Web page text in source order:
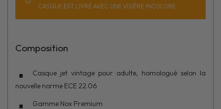
CASQUE EST LIVRÉ AVEC UNE VISIÈRE INCOLORE.
Composition
Casque jet vintage pour adulte, homologué selon la
nouvelle norme ECE 22.06
Gamme Nox Premium